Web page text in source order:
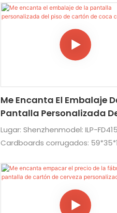
Me Encanta El Embalaje
Pantalla Personalizada
De Cartón De Coca Cola
Lugar: Shenzhenmodel: ILP-
Cardboards corrugados:
impresión, Artworkusage:
niños Traje de dulces de
supermercado, tienda y varias